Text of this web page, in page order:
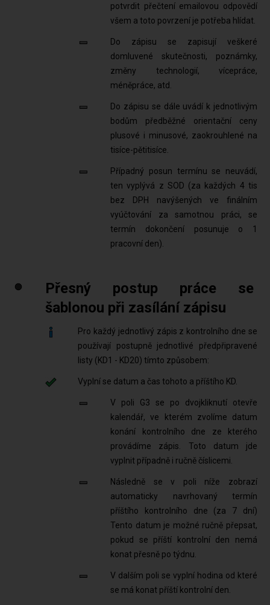
potvrdit přečtení emailovou odpovědí
všem a toto povrzení je potřeba hlídat.
Do zápisu se zapisují veškeré
domluvené skutečnosti, poznámky,
změny technologií, vícepráce,
méněpráce, atd.
Do zápisu se dále uvádí k jednotlivým
bodům předběžné orientační ceny
plusové i minusové, zaokrouhlené na
tisíce-pětitisíce.
Případný posun termínu se neuvádí,
ten vyplývá z SOD (za každých 4 tis
bez DPH navýšených ve finálním
vyúčtování za samotnou práci, se
termín dokončení posunuje o 1
pracovní den).
Přesný postup práce se
šablonou při zasílání zápisu
Pro každý jednotlivý zápis z kontrolního dne se
používají postupně jednotlivé předpřipravené
listy (KD1 - KD20) tímto způsobem:
Vyplní se datum a čas tohoto a příštího KD.
V poli G3 se po dvojkliknutí otevře
kalendář, ve kterém zvolíme datum
konání kontrolního dne ze kterého
provádíme zápis. Toto datum jde
vyplnit případně i ručně číslicemi.
Následně se v poli níže zobrazí
automaticky navrhovaný termín
příštího kontrolního dne (za 7 dní)
Tento datum je možné ručně přepsat,
pokud se příští kontrolní den nemá
konat přesně po týdnu.
V dalším poli se vyplní hodina od které
se má konat příští kontrolní den.